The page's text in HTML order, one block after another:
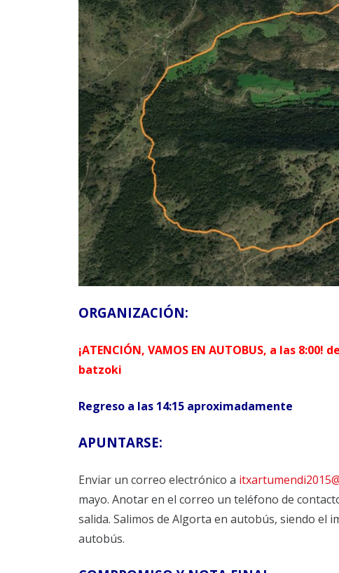
ORGANIZACIÓN:
¡ATENCIÓN, VAMOS EN AUTOBUS, a las 8:00!
batzoki
Regreso a las 14:15 aproximadamente
APUNTARSE:
Enviar un correo electrónico a
mayo. Anotar en el correo un teléfono de
salida. Salimos de Algorta en autobús, siendo el
autobús.